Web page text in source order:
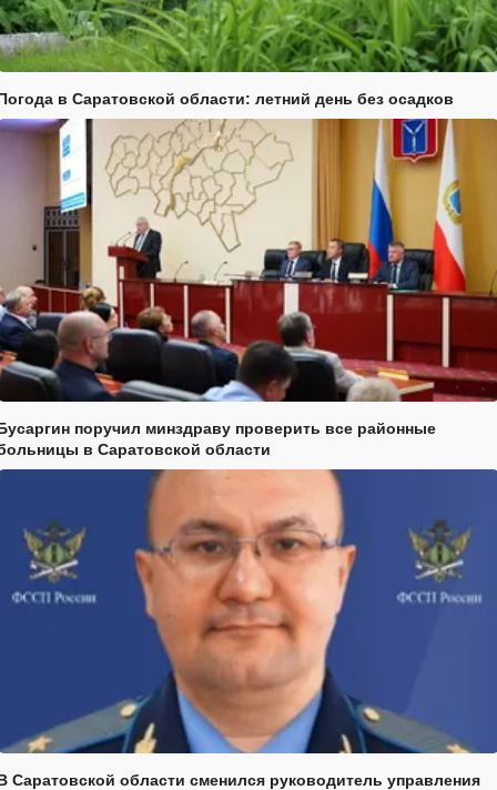
в Саратовской области: летний день без осадков
поручил минздраву проверить все районные
в Саратовской области
Саратовской области сменился руководитель управления